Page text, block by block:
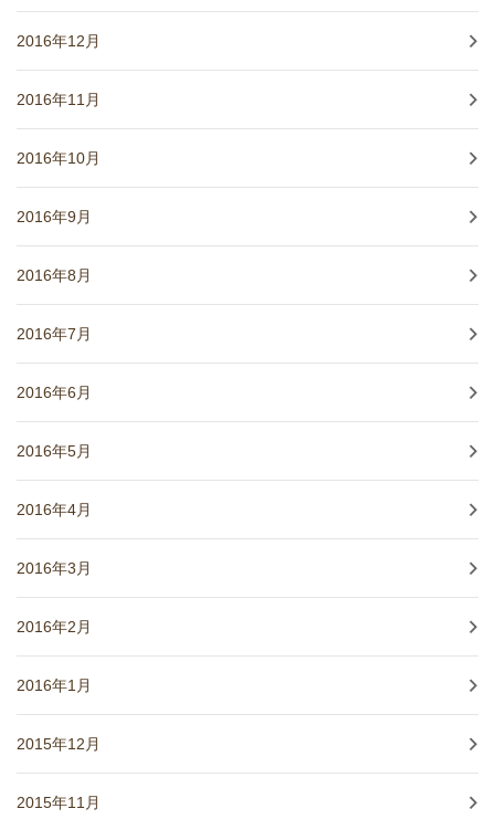
2016年12月
2016年11月
2016年10月
2016年9月
2016年8月
2016年7月
2016年6月
2016年5月
2016年4月
2016年3月
2016年2月
2016年1月
2015年12月
2015年11月